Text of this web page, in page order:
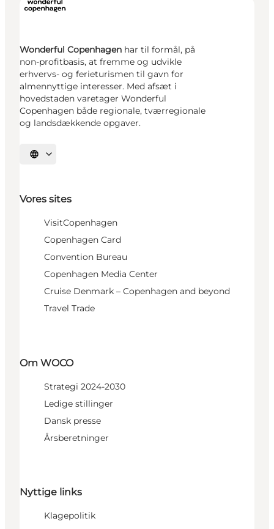
Wonderful Copenhagen har til formål, på
non-profitbasis, at fremme og udvikle
erhvervs- og ferieturismen til gavn for
almennyttige interesser. Med afsæt i
hovedstaden varetager Wonderful
Copenhagen både regionale, tværregionale
og landsdækkende opgaver.
Vælg sprog
Vores sites
VisitCopenhagen
Copenhagen Card
Convention Bureau
Copenhagen Media Center
Cruise Denmark – Copenhagen and beyond
Travel Trade
Om WOCO
Strategi 2024-2030
Ledige stillinger
Dansk presse
Årsberetninger
Nyttige links
Klagepolitik